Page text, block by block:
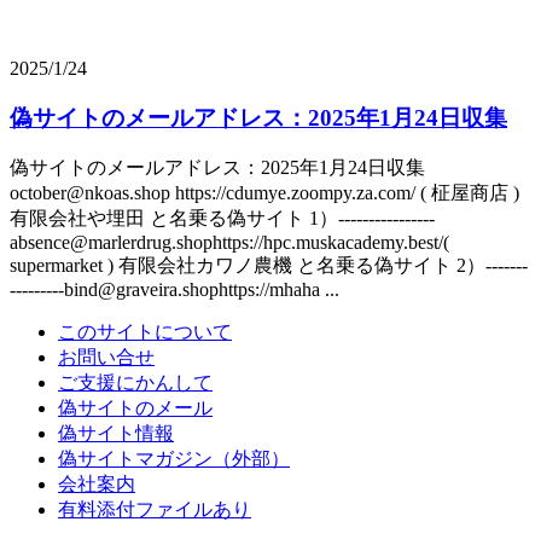
2025/1/24
偽サイトのメールアドレス：2025年1月24日収集
偽サイトのメールアドレス：2025年1月24日収集
october@nkoas.shop https://cdumye.zoompy.za.com/ ( 柾屋商店 )
有限会社や埋田 と名乗る偽サイト 1）----------------
absence@marlerdrug.shophttps://hpc.muskacademy.best/(
supermarket ) 有限会社カワノ農機 と名乗る偽サイト 2）-------
---------bind@graveira.shophttps://mhaha ...
このサイトについて
お問い合せ
ご支援にかんして
偽サイトのメール
偽サイト情報
偽サイトマガジン（外部）
会社案内
有料添付ファイルあり